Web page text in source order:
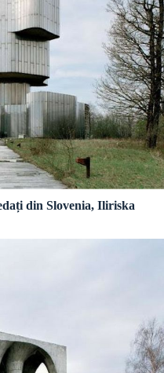
din Slovenia, Iliriska